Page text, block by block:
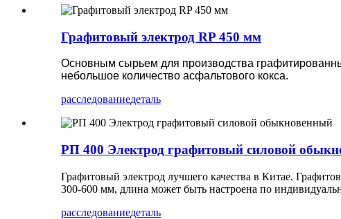
Графитовый электрод RP 450 мм
Основным сырьем для производства
небольшое количество асфальтового кокса.
расследованиедеталь
РП 400 Электрод графитовый силовой
Графитовый электрод лучшего качества в Китае.
300-600 мм, длина может быть настроена по
расследованиедеталь